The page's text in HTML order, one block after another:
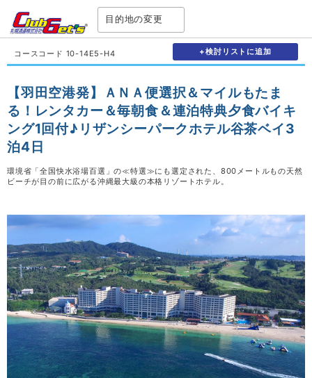
目的地の変更
コースコード 10-14E5-H4 +検討リストに追加
【羽田空港発】ＡＮＡ便選択＆マイルもたま
る！レンタカー＆毎朝食＆連泊特典夕食バイキ
ング1回付♪リザンシーパークホテル谷茶ベイ3
泊4日
環境省「全国快水浴場百選」の≪特選≫にも選定された、800メートルもの天然
ビーチが目の前に広がる沖縄最大級の本格リゾートホテル。